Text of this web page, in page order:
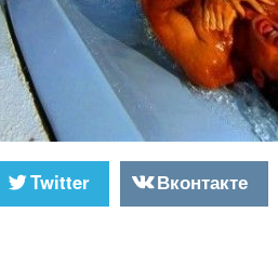
Twitter Вконтакте